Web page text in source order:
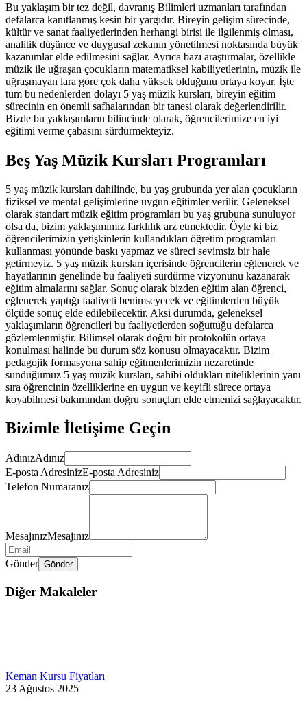
Bu yaklaşım bir tez değil, davranış Bilimleri uzmanları tarafından
defalarca kanıtlanmış kesin bir yargıdır. Bireyin gelişim sürecinde,
kültür ve sanat faaliyetlerinden herhangi birisi ile ilgilenmiş olması,
analitik düşünce ve duygusal zekanın yönetilmesi noktasında büyük
kazanımlar elde edilmesini sağlar. Ayrıca bazı araştırmalar, özellikle
müzik ile uğraşan çocukların matematiksel kabiliyetlerinin, müzik ile
uğraşmayan lara göre çok daha yüksek olduğunu ortaya koyar. İşte
tüm bu nedenlerden dolayı 5 yaş müzik kursları, bireyin eğitim
sürecinin en önemli safhalarından bir tanesi olarak değerlendirilir.
Bizde bu yaklaşımların bilincinde olarak, öğrencilerimize en iyi
eğitimi verme çabasını sürdürmekteyiz.
Beş Yaş Müzik Kursları Programları
5 yaş müzik kursları dahilinde, bu yaş grubunda yer alan çocukların
fiziksel ve mental gelişimlerine uygun eğitimler verilir. Geleneksel
olarak standart müzik eğitim programları bu yaş grubuna sunuluyor
olsa da, bizim yaklaşımımız farklılık arz etmektedir. Öyle ki biz
öğrencilerimizin yetişkinlerin kullandıkları öğretim programları
kullanması yönünde baskı yapmaz ve süreci sevimsiz bir hale
getirmeyiz. 5 yaş müzik kursları içerisinde öğrencilerin eğlenerek ve
hayatlarının genelinde bu faaliyeti sürdürme vizyonunu kazanarak
eğitim almalarını sağlar. Sonuç olarak bizden eğitim alan öğrenci,
eğlenerek yaptığı faaliyeti benimseyecek ve eğitimlerden büyük
ölçüde sonuç elde edilebilecektir. Aksi durumda, geleneksel
yaklaşımların öğrencileri bu faaliyetlerden soğuttuğu defalarca
gözlemlenmiştir. Bilimsel olarak doğru bir protokolün ortaya
konulması halinde bu durum söz konusu olmayacaktır. Bizim
pedagojik formasyona sahip eğitmenlerimizin nezaretinde
sunduğumuz 5 yaş müzik kursları, sahibi oldukları niteliklerinin yanı
sıra öğrencinin özelliklerine en uygun ve keyifli sürece ortaya
koyabilmesi bakımından doğru sonuçları elde etmenizi sağlayacaktır.
Bizimle İletişime Geçin
AdınızAdınız
E-posta AdresinizE-posta Adresiniz
Telefon Numaranız
MesajınızMesajınız
Gönder Gönder
Diğer Makaleler
Keman Kursu Fiyatları
23 Ağustos 2025